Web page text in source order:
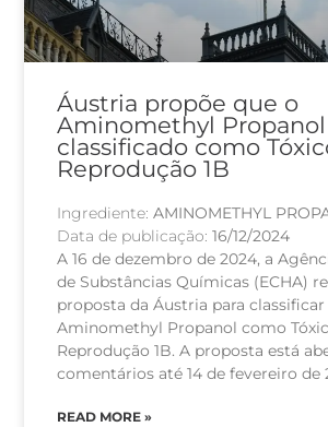
Áustria propõe que o
Aminomethyl Propanol
classificado como
Reprodução 1B
Ingrediente:AMINOMETHYL
Data de publicação:16/12/2024
A 16 de dezembro de 2024, a
de Substâncias Químicas (ECHA)
proposta da Áustria para classificar
Aminomethyl Propanol como
Reprodução 1B. A proposta está
comentários até 14 de fevereiro de
READ MORE »